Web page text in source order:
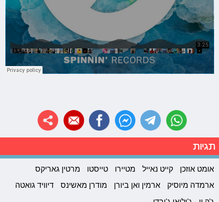
תגיות
אומט אוזכן קייט נאייל מטיירו טייסטו
מרטין גאריקס
ארמדה מיוסיק
ארמין ואן ביורן מודרן מאשינס
דיוויד גואטה